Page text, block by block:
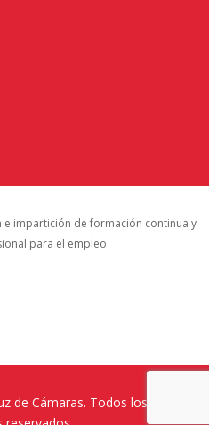
impartición de formación continua y
para el empleo
de Cámaras. Todos los